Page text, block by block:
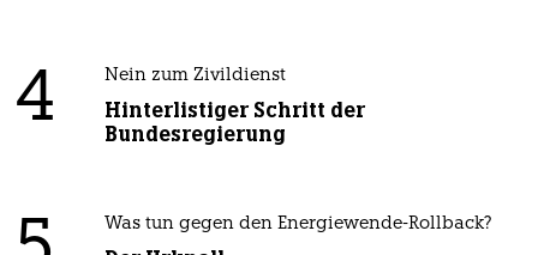
4 Nein zum Zivildienst
Hinterlistiger Schritt der
Bundesregierung
Was tun gegen den Energiewende-Rollback?